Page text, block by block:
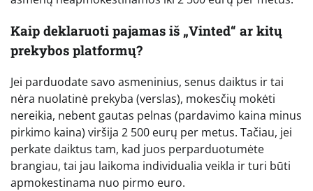
Kaip deklaruoti pajamas iš „Vinted“ ar kitų
prekybos platformų?
Jei parduodate savo asmeninius, senus daiktus ir tai
nėra nuolatinė prekyba (verslas), mokesčių mokėti
nereikia, nebent gautas pelnas (pardavimo kaina minus
pirkimo kaina) viršija 2 500 eurų per metus. Tačiau, jei
perkate daiktus tam, kad juos perparduotumėte
brangiau, tai jau laikoma individualia veikla ir turi būti
apmokestinama nuo pirmo euro.